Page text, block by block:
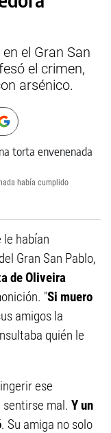
el Gran San
el crimen,
arsénico.
había cumplido
le habían
Gran San Pablo,
de Oliveira
"Si muero
amigos la
quién le
ese
mal. Y un
. Su amiga no solo